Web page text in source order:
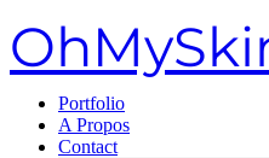
Portfolio
A Propos
Contact